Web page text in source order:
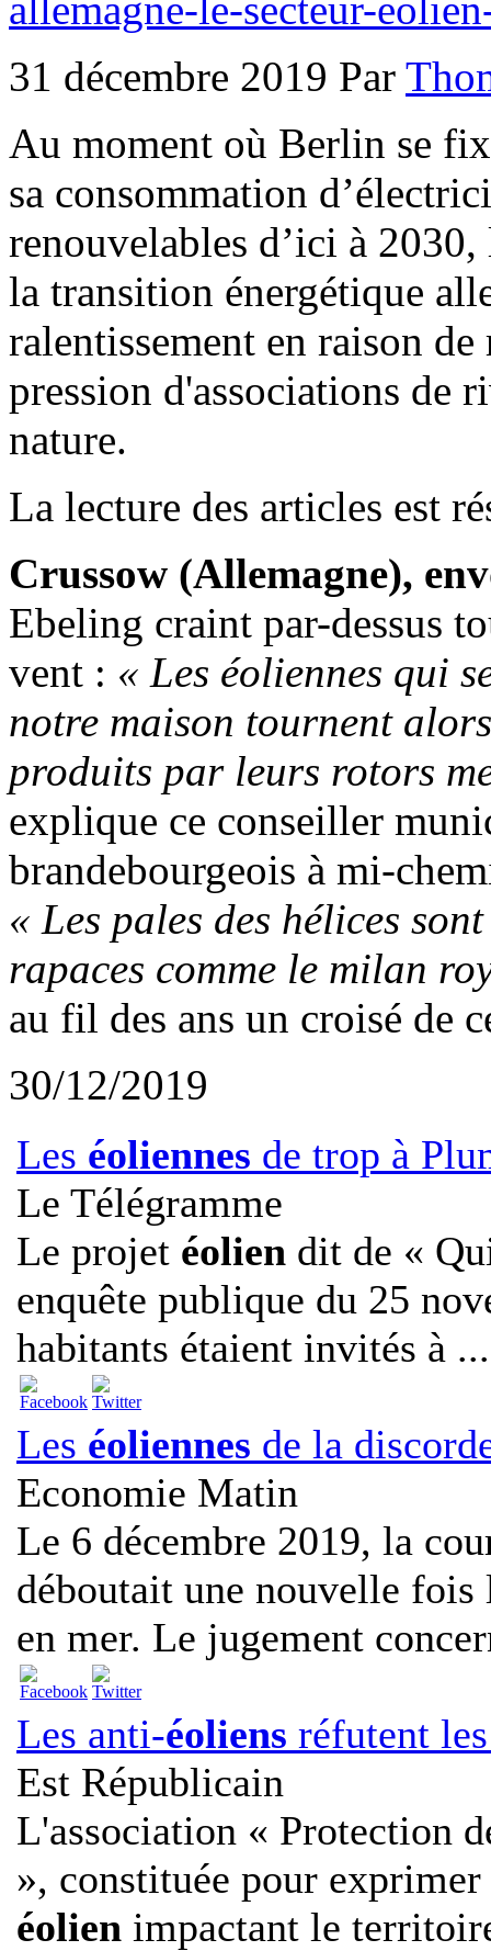
31 décembre 2019 Par
Au moment où Berlin se
sa consommation
renouvelables d’ici à
la transition énergétique
ralentissement en raison
pression d'associations de
nature.
La lecture des articles est
Crussow (Allemagne),
Ebeling craint par-dessus
vent : « Les éoliennes qui
notre maison tournent
produits par leurs rotors
explique ce conseiller
brandebourgeois à mi-
« Les pales des hélices
rapaces comme le milan
au fil des ans un croisé de
30/12/2019
Les éoliennes de trop à
Le Télégramme
Le projet éolien dit de «
enquête publique du 25
habitants étaient invités à ...
Les éoliennes de la
Economie Matin
Le 6 décembre 2019, la
déboutait une nouvelle
en mer. Le jugement
Les anti-éoliens réfutent
Est Républicain
L'association « Protection
», constituée pour
éolien impactant le